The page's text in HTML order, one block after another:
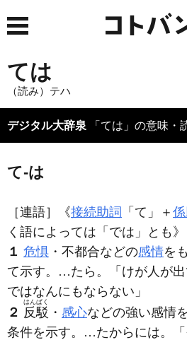
ては
（読み）テハ
デジタル大辞泉 「ては」の意味・
て‐は
［連語］ 《接続助詞 「て」＋
く語によっては「では」とも》
１ 危惧 ・不都合などの感情を
て示す。…たら。「けが人が出
ではなんにもならない」
２ 反駁
はんぱく
・ 感心などの強い感情
条件を示す。…たからには。